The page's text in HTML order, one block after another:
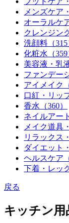
メンズケア
オーラルケ
クレンジン
洗顔料 （315
化粧水 （359
美容液・乳
ファンデー
アイメイク
口紅・リッ
香水 （360）
ネイルアー
メイク道具
リラックス
ダイエット
ヘルスケア
下着・レッ
戻る
キッチン用